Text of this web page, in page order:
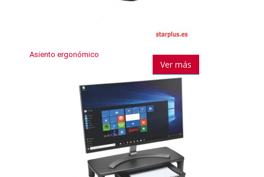
Asiento ergonómico
Ver más